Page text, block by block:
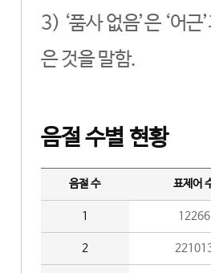
3) ‘품사 없음’은 ‘어
은 것을 말함.
음절 수별 현황
음절 수 표제어
1 12266
2